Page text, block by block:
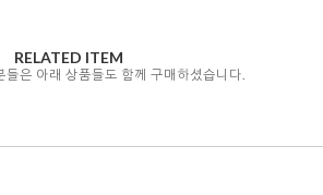
RELATED ITEM
들은 아래 상품들도 함께 구매하셨습니다.